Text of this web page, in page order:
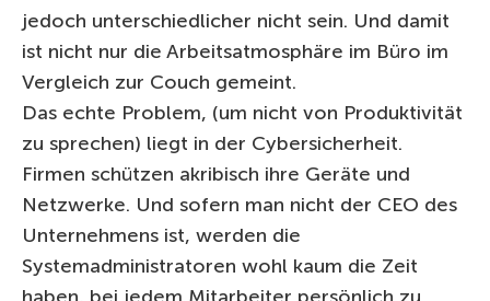
jedoch unterschiedlicher nicht sein. Und damit
ist nicht nur die Arbeitsatmosphäre im Büro im
Vergleich zur Couch gemeint.
Das echte Problem, (um nicht von Produktivität
zu sprechen) liegt in der Cybersicherheit.
Firmen schützen akribisch ihre Geräte und
Netzwerke. Und sofern man nicht der CEO des
Unternehmens ist, werden die
Systemadministratoren wohl kaum die Zeit
haben, bei jedem Mitarbeiter persönlich zu